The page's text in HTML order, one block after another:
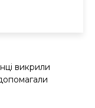
викрили